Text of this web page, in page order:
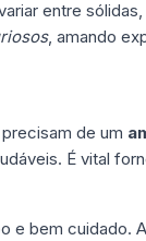
entre
, amando
de um
É vital
e bem cuidado.